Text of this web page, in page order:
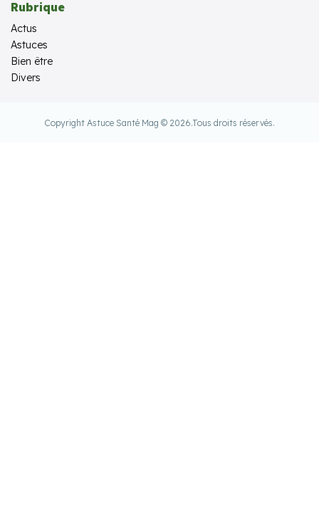
Rubrique
Actus
Astuces
Bien être
Divers
Copyright Astuce Santé Mag © 2026.Tous droits réservés.